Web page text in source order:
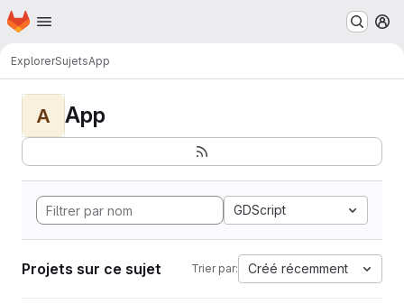
Passer au contenu principal
Page d'accueil
ExplorerSujetsApp
A App
GDScript
Projets sur ce sujet Trier par: Créé récemment